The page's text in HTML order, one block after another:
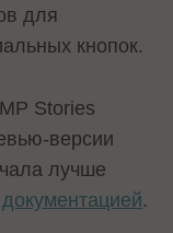
для
кнопок.
Stories
версии
лучше
документацией.